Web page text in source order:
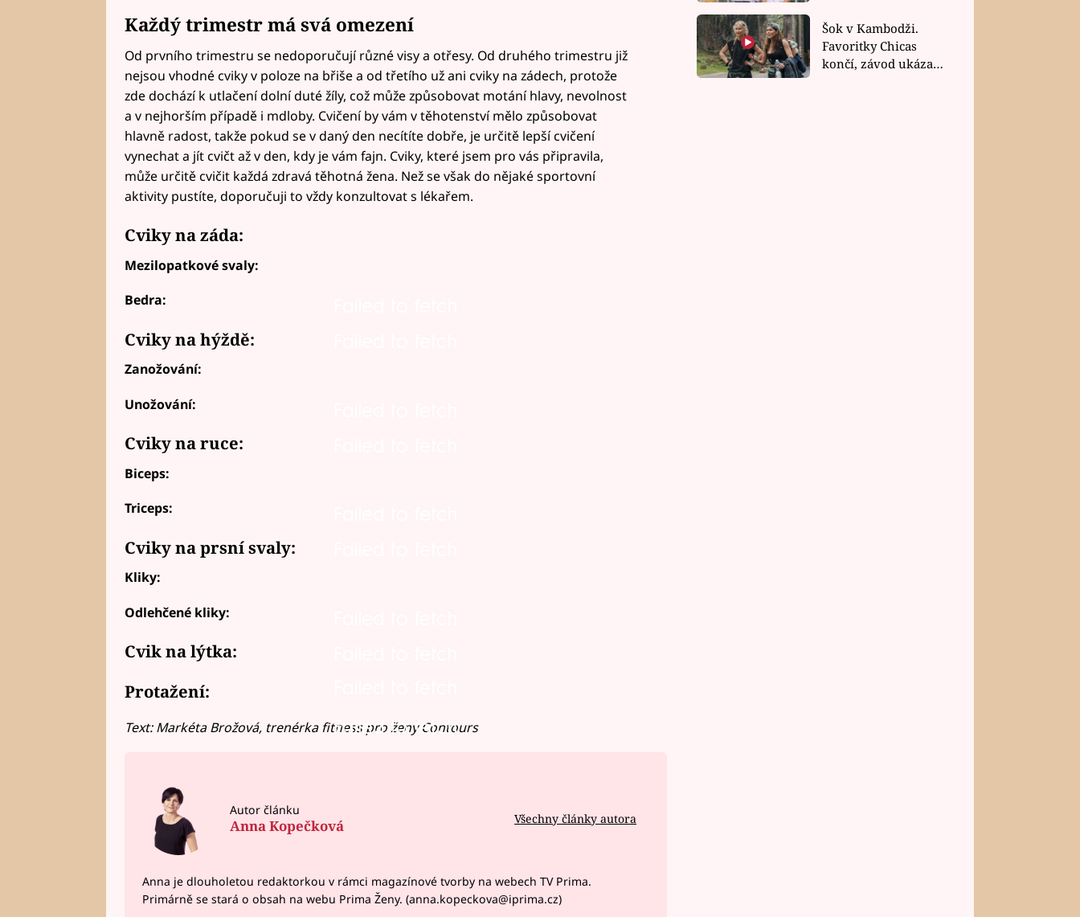
Každý trimestr má svá omezení
Od prvního trimestru se nedoporučují různé visy a otřesy. Od druhého trimestru již
nejsou vhodné cviky v poloze na břiše a od třetího už ani cviky na zádech, protože
zde dochází k utlačení dolní duté žíly, což může způsobovat motání hlavy, nevolnost
a v nejhorším případě i mdloby. Cvičení by vám v těhotenství mělo způsobovat
hlavně radost, takže pokud se v daný den necítíte dobře, je určitě lepší cvičení
vynechat a jít cvičt až v den, kdy je vám fajn. Cviky, které jsem pro vás připravila,
může určitě cvičit každá zdravá těhotná žena. Než se však do nějaké sportovní
aktivity pustíte, doporučuji to vždy konzultovat s lékařem.
Cviky na záda:
Mezilopatkové svaly:
Bedra:
Cviky na hýždě:
Zanožování:
Unožování:
Cviky na ruce:
Biceps:
Triceps:
Cviky na prsní svaly:
Kliky:
Odlehčené kliky:
Cvik na lýtka:
Protažení:
Failed to fetch
Text: Markéta Brožová, trenérka fitness pro ženy Contours
Autor článku
Anna Kopečková Všechny články autora
Anna je dlouholetou redaktorkou v rámci magazínové tvorby na webech TV Prima.
Primárně se stará o obsah na webu Prima Ženy. (anna.kopeckova@iprima.cz)
závodu nůž na krku
Šok v Kambodži.
Favoritky Chicas
končí, závod ukázal